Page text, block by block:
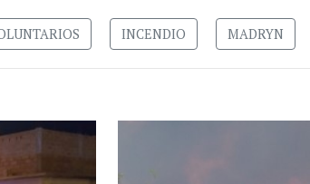
INCENDIO MADRYN